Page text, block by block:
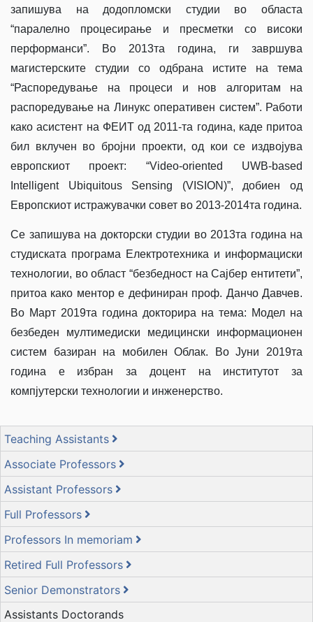
запишува на додопломски студии во областа
“паралелно процесирање и пресметки со високи
перформанси”. Во 2013та година, ги завршува
магистерските студии со одбрана истите на тема
“Распоредување на процеси и нов алгоритам на
распоредување на Линукс оперативен систем”. Работи
како асистент на ФЕИТ од 2011-та година, каде притоа
бил вклучен во бројни проекти, од кои се издвојува
европскиот проект: “Video-oriented UWB-based
Intelligent Ubiquitous Sensing (VISION)”, добиен од
Европскиот истражувачки совет во 2013-2014та година.
Се запишува на докторски студии во 2013та година на
студиската програма Електротехника и информациски
технологии, во област “безбедност на Сајбер ентитети”,
притоа како ментор е дефиниран проф. Данчо Давчев.
Во Март 2019та година докторира на тема: Модел на
безбеден мултимедиски медицински информационен
систем базиран на мобилен Облак. Во Јуни 2019та
година е избран за доцент на институтот за
компјутерски технологии и инженерство.
Teaching Assistants
Associate Professors
Assistant Professors
Full Professors
Professors In memoriam
Retired Full Professors
Senior Demonstrators
Assistants Doctorands